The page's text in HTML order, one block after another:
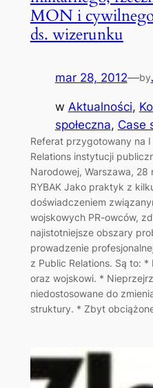
MON i
ds. wizerunku
mar 28, 2012—by
w Aktualności,
społeczna, Case
Referat przygotowany na
Relations instytucji
Narodowej, Warszawa, 28
RYBAK Jako praktyk z
doświadczeniem
wojskowych PR-owców,
najistotniejsze obszary
prowadzenie
z Public Relations. Są to:
oraz wojskowi. *
niedostosowane do
struktury. * Zbyt